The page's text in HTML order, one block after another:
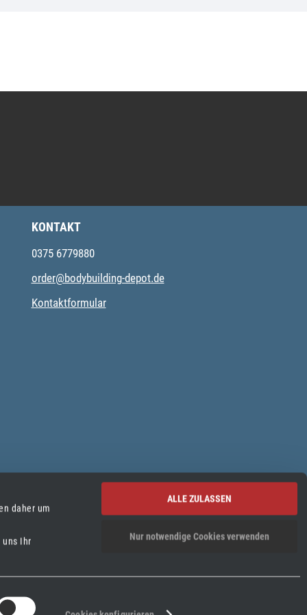
daher um
uns Ihr
ALLE ZULASSEN
Nur notwendige Cookies verwenden
KONTAKT
0375 6779880
order@bodybuilding-depot.de
Kontaktformular